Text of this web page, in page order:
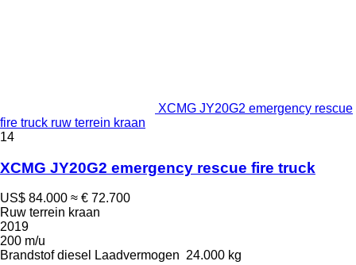
XCMG JY20G2 emergency rescue
fire truck ruw terrein kraan
14
XCMG JY20G2 emergency rescue fire truck
US$ 84.000 ≈ € 72.700
Ruw terrein kraan
2019
200 m/u
Brandstof diesel Laadvermogen 24.000 kg